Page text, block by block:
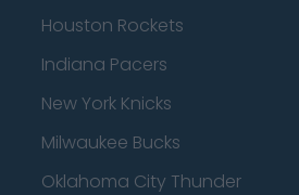
Houston Rockets
Indiana Pacers
New York Knicks
Milwaukee Bucks
Oklahoma City Thunder